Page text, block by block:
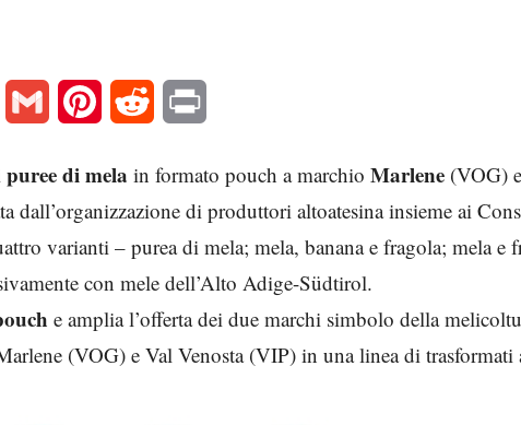
Telegram Gmail Pinterest Reddit
puree di mela in formato pouch a marchio Marlene (VOG) e
dall’organizzazione di produttori altoatesina insieme ai
varianti – purea di mela; mela, banana e fragola; mela e
con mele dell’Alto Adige-Südtirol.
e amplia l’offerta dei due marchi simbolo della
(VOG) e Val Venosta (VIP) in una linea di trasformati